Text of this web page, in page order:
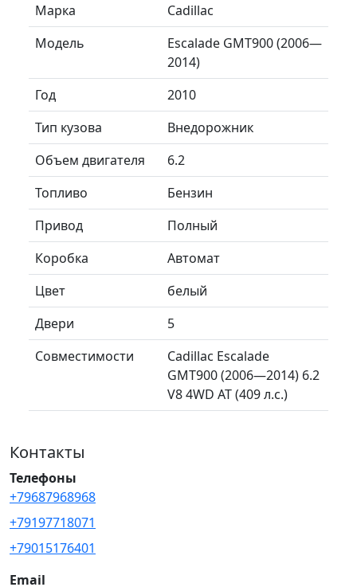
Марка
Cadillac
Модель
Escalade GMT900 (2006—
2014)
Год
2010
Тип кузова
Внедорожник
Объем двигателя
6.2
Топливо
Бензин
Привод
Полный
Коробка
Автомат
Цвет
белый
Двери
5
Совместимости
Cadillac Escalade
GMT900 (2006—2014) 6.2
V8 4WD AT (409 л.с.)
Контакты
Телефоны
+79687968968
+79197718071
+79015176401
Email